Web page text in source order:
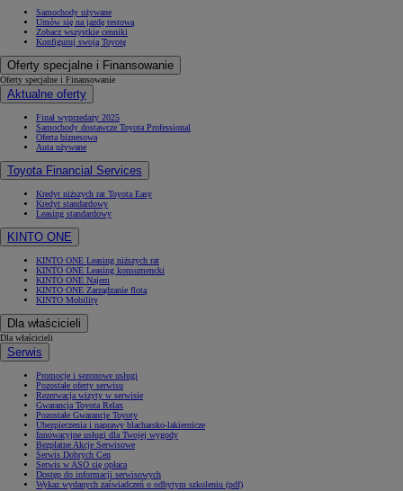
Samochody używane
Umów się na jazdę testową
Zobacz wszystkie cenniki
Konfiguruj swoją Toyotę
Oferty specjalne i Finansowanie
Oferty specjalne i Finansowanie
Aktualne oferty
Finał wyprzedaży 2025
Samochody dostawcze Toyota Professional
Oferta biznesowa
Auta używane
Toyota Financial Services
Kredyt niższych rat Toyota Easy
Kredyt standardowy
Leasing standardowy
KINTO ONE
KINTO ONE Leasing niższych rat
KINTO ONE Leasing konsumencki
KINTO ONE Najem
KINTO ONE Zarządzanie flotą
KINTO Mobility
Dla właścicieli
Dla właścicieli
Serwis
Promocje i sezonowe usługi
Pozostałe oferty serwisu
Rezerwacja wizyty w serwisie
Gwarancja Toyota Relax
Pozostałe Gwarancje Toyoty
Ubezpieczenia i naprawy blacharsko-lakiernicze
Innowacyjne usługi dla Twojej wygody
Bezpłatne Akcje Serwisowe
Serwis Dobrych Cen
Serwis w ASO się opłaca
Dostęp do informacji serwisowych
Wykaz wydanych zaświadczeń o odbytym szkoleniu (pdf)